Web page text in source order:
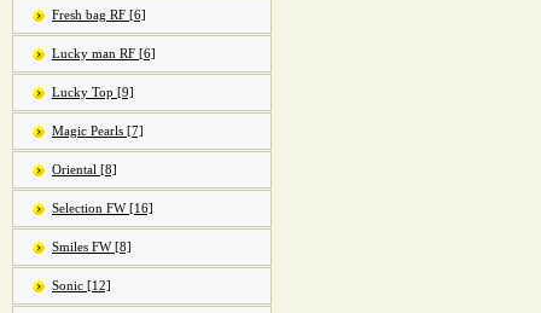
Fresh bag RF [6]
Lucky man RF [6]
Lucky Top [9]
Magic Pearls [7]
Oriental [8]
Selection FW [16]
Smiles FW [8]
Sonic [12]